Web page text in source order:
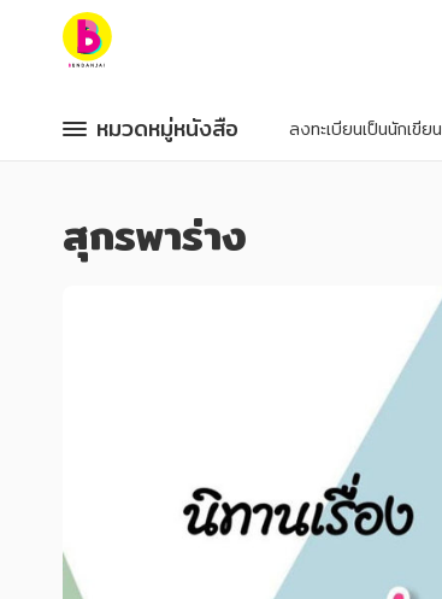
หมวดหมู่หนังสือ
หมวดหมู่ยอดนิยม
หนังสือออกใหม่
หนังสือยอดนิยม
ศิลปะ บันเทิง กีฬา ท่องเที่ยว
หมวดหมู่หนังสือ
หมวดหมู่หนังสือ
หมวดหมู่ยอดนิยม
หนังสือออกใหม่
หนังสือยอดนิยม
ศิลปะ บันเทิง กีฬา ท่องเที่ยว
ลงทะเบียนเป็นนักเขียน
สุกรพาร่าง